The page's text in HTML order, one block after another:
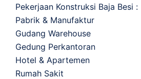
Pekerjaan Konstruksi Baja Besi :
Pabrik & Manufaktur
Gudang Warehouse
Gedung Perkantoran
Hotel & Apartemen
Rumah Sakit